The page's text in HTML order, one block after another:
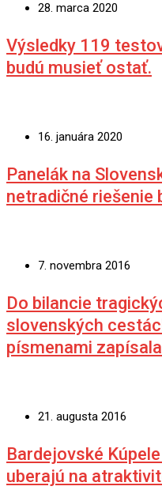
28. marca 2020
Výsledky 119
budú musieť ostať.
16. januára 2020
Panelák na
netradičné riešenie
7. novembra 2016
Do bilancie
slovenských
písmenami
21. augusta 2016
Bardejovské
uberajú na